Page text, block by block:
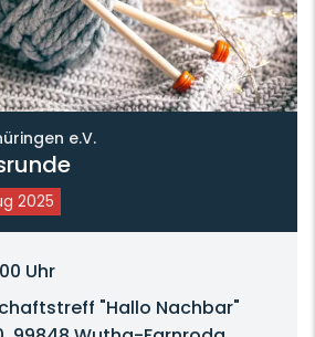
e.V.
2025
Uhr
"Hallo Nachbar"